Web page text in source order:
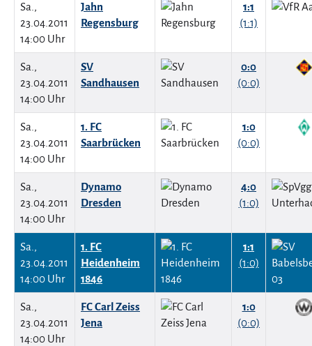
Sa.,
23.04.2011
14:00 Uhr
Jahn
Regensburg
1:1
(1:1)
Sa.,
23.04.2011
14:00 Uhr
SV
Sandhausen
0:0
(0:0)
Sa.,
23.04.2011
14:00 Uhr
1. FC
Saarbrücken
1:0
(0:0)
Sa.,
23.04.2011
14:00 Uhr
Dynamo
Dresden
4:0
(1:0)
Sa.,
23.04.2011
14:00 Uhr
1. FC
Heidenheim
1846
1:1
(1:0)
Sa.,
23.04.2011
14:00 Uhr
FC Carl Zeiss
Jena
1:0
(0:0)